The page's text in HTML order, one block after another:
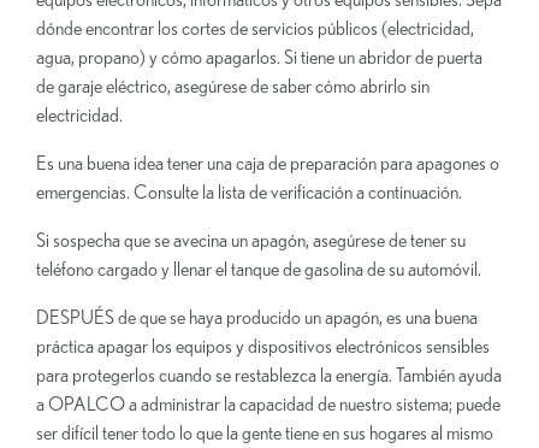
dónde encontrar los cortes de servicios públicos (electricidad,
agua, propano) y cómo apagarlos. Si tiene un abridor de puerta
de garaje eléctrico, asegúrese de saber cómo abrirlo sin
electricidad.
Es una buena idea tener una caja de preparación para apagones o
emergencias. Consulte la lista de verificación a continuación.
Si sospecha que se avecina un apagón, asegúrese de tener su
teléfono cargado y llenar el tanque de gasolina de su automóvil.
DESPUÉS de que se haya producido un apagón, es una buena
práctica apagar los equipos y dispositivos electrónicos sensibles
para protegerlos cuando se restablezca la energía. También ayuda
a OPALCO a administrar la capacidad de nuestro sistema; puede
ser difícil tener todo lo que la gente tiene en sus hogares al mismo